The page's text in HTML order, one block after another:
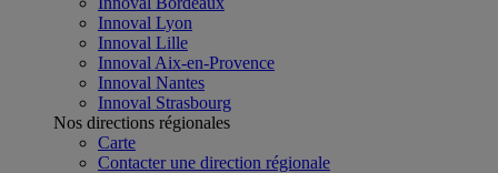
Innoval Lyon
Innoval Lille
Innoval Aix-en-Provence
Innoval Nantes
Innoval Strasbourg
Nos directions régionales
Carte
Contacter une direction régionale